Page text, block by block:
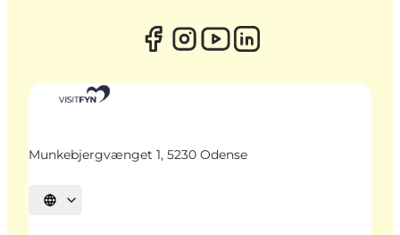
Munkebjergvænget 1, 5230 Odense
Sprache auswählen